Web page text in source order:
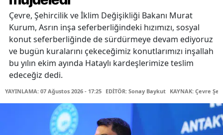
Çevre, Şehircilik ve İklim Değişikliği Bakanı Murat
Kurum, Asrın inşa seferberliğindeki hızımızı, sosyal
konut seferberliğinde de sürdürmeye devam ediyoruz
ve bugün kuralarını çekeceğimiz konutlarımızı inşallah
bu yılın ekim ayında Hataylı kardeşlerimize teslim
edeceğiz dedi.
YAYINLAMA: 07 Ağustos 2026 - 17:25 EDİTÖR: Sonay Baykut KAYNAK: Çevre